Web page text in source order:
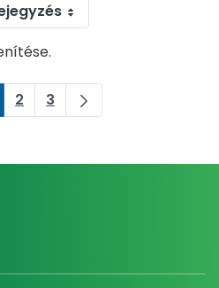
Oldal
2 Oldal
3